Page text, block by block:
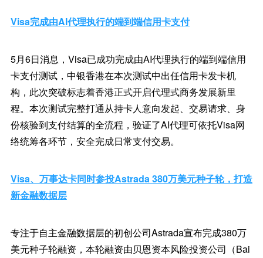
Visa完成由AI代理执行的端到端信用卡支付
5月6日消息，Visa已成功完成由AI代理执行的端到端信用
卡支付测试，中银香港在本次测试中出任信用卡发卡机
构，此次突破标志着香港正式开启代理式商务发展新里
程。本次测试完整打通从持卡人意向发起、交易请求、身
份核验到支付结算的全流程，验证了AI代理可依托Visa网
络统筹各环节，安全完成日常支付交易。
Visa、万事达卡同时参投Astrada 380万美元种子轮，打造
新金融数据层
专注于自主金融数据层的初创公司Astrada宣布完成380万
美元种子轮融资，本轮融资由贝恩资本风险投资公司（Bai